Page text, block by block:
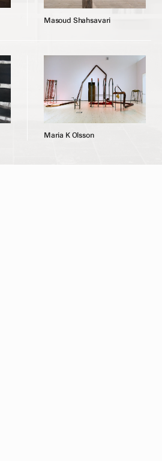
Masoud Shahsavari
Maria K Olsson